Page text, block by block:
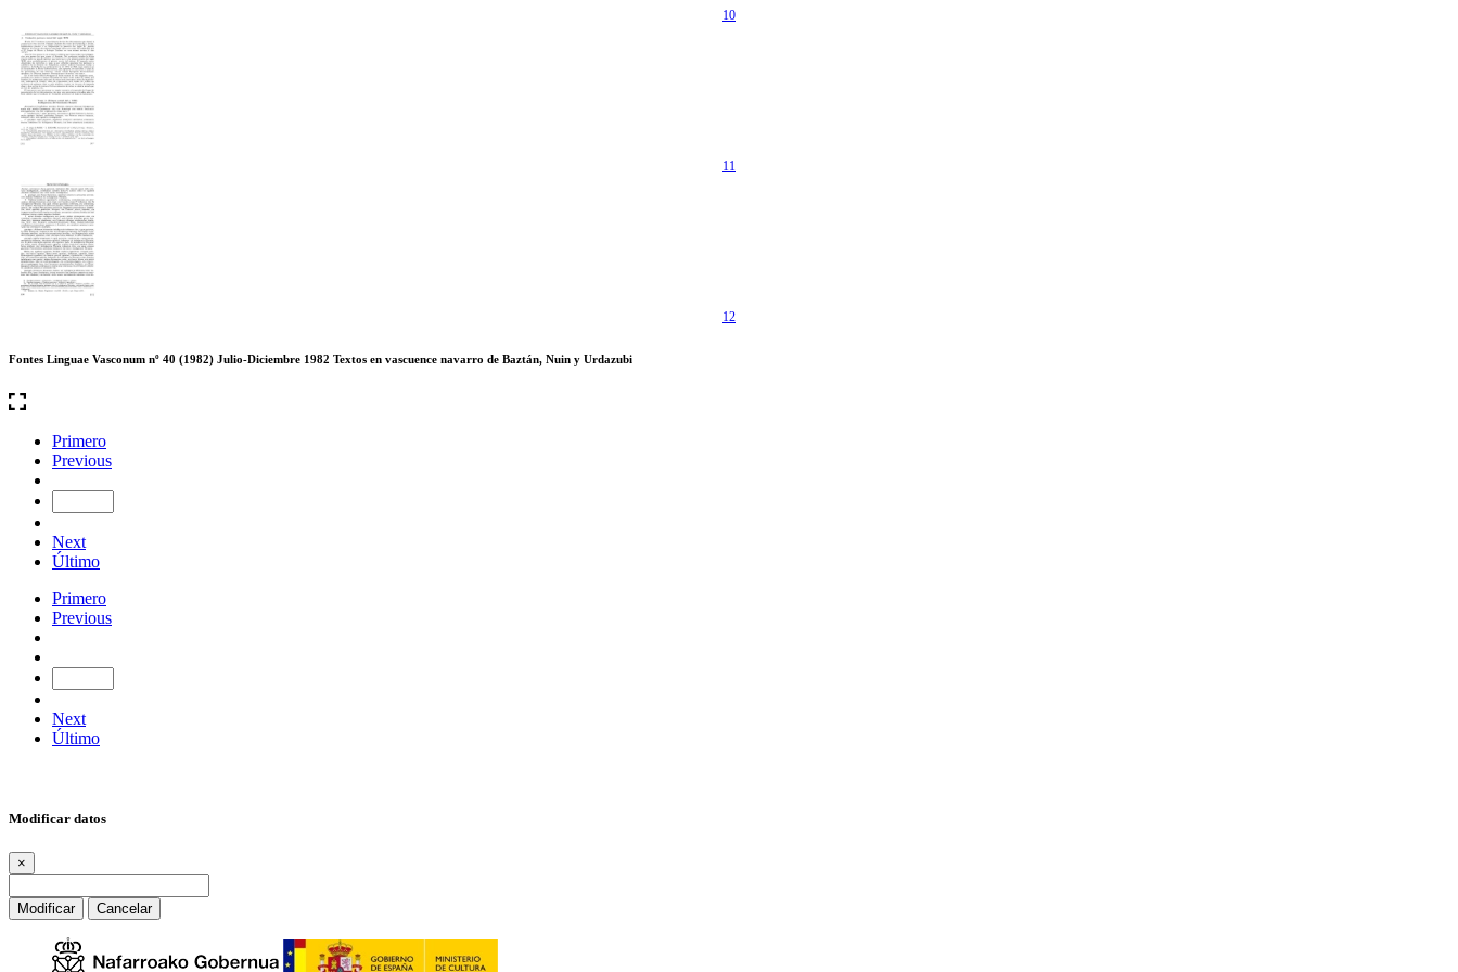
10
11
12
Fontes Linguae Vasconum nº 40 (1982) Julio-Diciembre 1982 Textos en vascuence navarro de Baztán, Nuin y Urdazubi
Primero
Previous
Next
Último
Primero
Previous
Next
Último
Modificar datos
×
Modificar Cancelar